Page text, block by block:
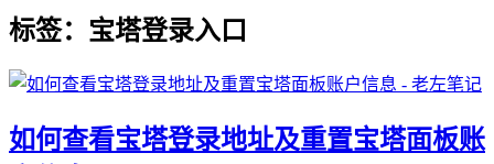
标签：宝塔登录入口
如何查看宝塔登录地址及重置宝塔面板账